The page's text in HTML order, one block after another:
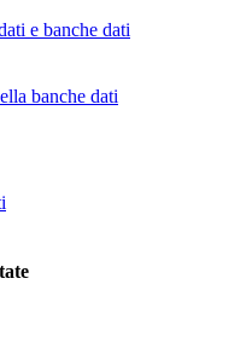
e banche dati
banche dati